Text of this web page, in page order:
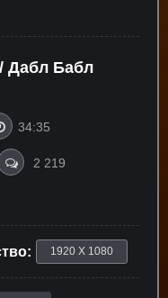
Дабл Бабл
34:35
2 219
1920 X 1080